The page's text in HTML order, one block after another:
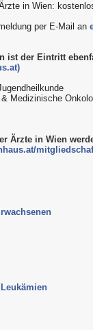
in Wien:
per E-Mail an
ist der Eintritt
Medizinische
Ärzte in Wien